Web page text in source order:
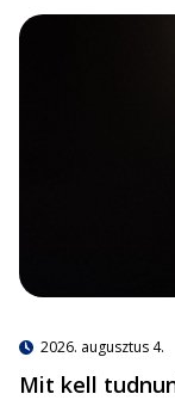
2026. augusztus 4.
Mit kell